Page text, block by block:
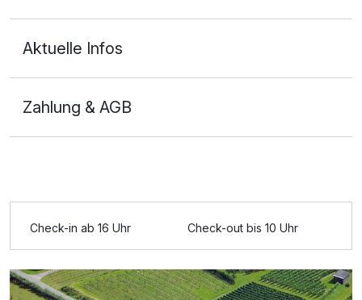
Zusatznächte
Für 8 Tage p.P. ab994,00 €
Aktuelle Infos
Zahlung & AGB
Check-in ab 16 Uhr Check-out bis 10 Uhr